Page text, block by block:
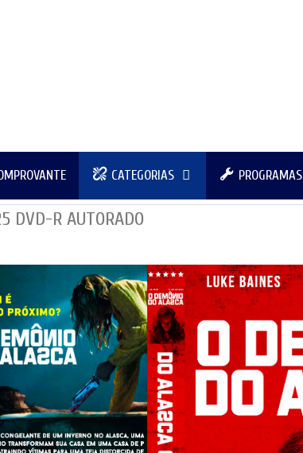
CATEGORIAS PROGRAMAS
DVD-R AUTORADO